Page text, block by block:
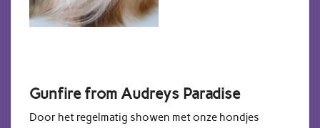
Gunfire from Audreys Paradise
Door het regelmatig showen met onze hondjes